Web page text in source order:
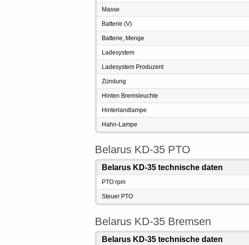
Masse
Batterie (V)
Batterie, Menge
Ladesystem
Ladesystem Produzent
Zündung
Hinten Bremsleuchte
Hinterlandlampe
Hahn-Lampe
Belarus KD-35 PTO
Belarus KD-35 technische daten
PTO rpm
Steuer PTO
Belarus KD-35 Bremsen
Belarus KD-35 technische daten